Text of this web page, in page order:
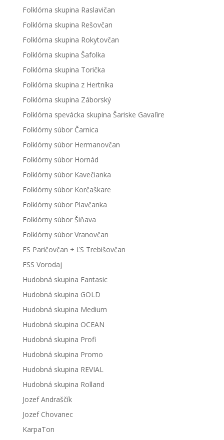
Folklórna skupina Raslavičan
Folklórna skupina Rešovčan
Folklórna skupina Rokytovčan
Folklórna skupina Šafolka
Folklórna skupina Torička
Folklórna skupina z Hertníka
Folklórna skupina Záborský
Folklórna spevácka skupina Šariske Gavaľire
Folklórny súbor Čarnica
Folklórny súbor Hermanovčan
Folklórny súbor Hornád
Folklórny súbor Kavečianka
Folklórny súbor Korčaškare
Folklórny súbor Plavčanka
Folklórny súbor Šiňava
Folklórny súbor Vranovčan
FS Paričovčan + ĽS Trebišovčan
FSS Vorodaj
Hudobná skupina Fantasic
Hudobná skupina GOLD
Hudobná skupina Medium
Hudobná skupina OCEAN
Hudobná skupina Profi
Hudobná skupina Promo
Hudobná skupina REVIAL
Hudobná skupina Rolland
Jozef Andraščík
Jozef Chovanec
KarpaTon